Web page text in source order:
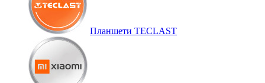
Планшети TECLAST